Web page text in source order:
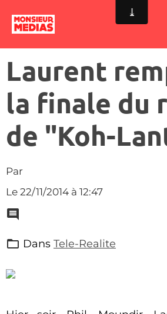
Laurent
la finale du
de "Koh-
Par
Le 22/11/2014 à 12:47
Dans Tele-Realite